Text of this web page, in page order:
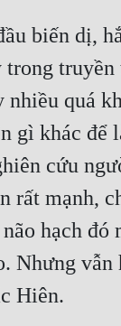
biến dị,
quá
gì khác
cứu
mạnh,
hạch
Nhưng
Hiên.